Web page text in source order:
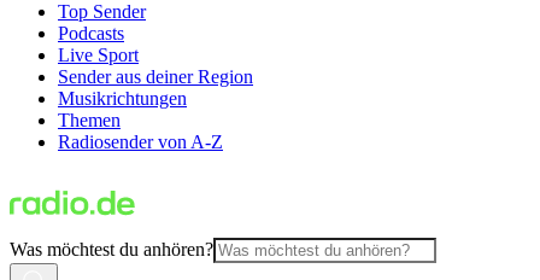
Top Sender
Podcasts
Live Sport
Sender aus deiner Region
Musikrichtungen
Themen
Radiosender von A-Z
Was möchtest du anhören?